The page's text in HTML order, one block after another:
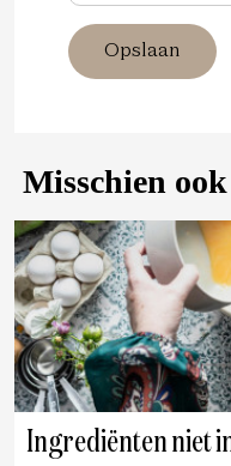
Opslaan
Misschien
Ingrediënten niet